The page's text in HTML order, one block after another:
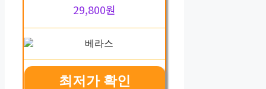
29,800원
최저가 확인